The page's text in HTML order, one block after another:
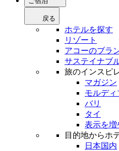
戻る
ホテルを探す
リゾート
アコーのブラ
サステイナブ
旅のインスピ
マガジン
モルディ
バリ
タイ
表示を増
目的地からホ
日本国内